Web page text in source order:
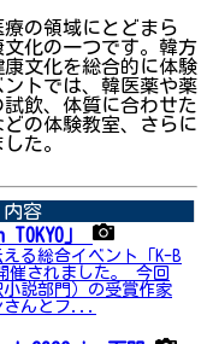
の領域にとどまら
化の一つです。韓方
文化を総合的に体験
トでは、韓医薬や薬
飲、体質に合わせた
の体験教室、さらに
た。
内容
TOKYO」
る総合イベント「K-B
催されました。 今回
説部門）の受賞作家
さんとフ...